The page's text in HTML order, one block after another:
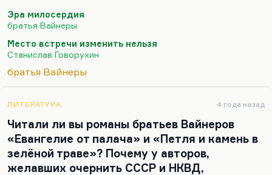
он показан там глазами Шарапова, который
уважает его, но не любит ни секунды. Просто
действительно, Говорухин сыграл — и это только
в плюс ему — довольно нетрадиционную,
довольно неожиданную игру. Он задумал такую
с абсолютно тоталитарным сознанием (тоже
типичного силовика) обаятельным, артистичным,
еще таким немножко, как говорил сам Высоцкий,
«немножко из…
Эра милосердия
братья Вайнеры
Место встречи изменить нельзя
Станислав Говорухин
братья Вайнеры
ЛИТЕРАТУРА 4 года назад
Читали ли вы романы братьев Вайнеров
«Евангелие от палача» и «Петля и камень в
зелёной траве»? Почему у авторов,
желавших очернить СССР и НКВД,